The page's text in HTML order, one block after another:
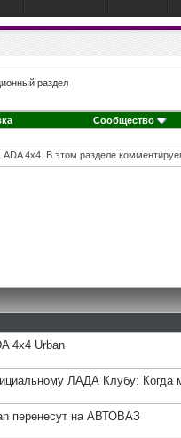
раздел
Сообщество
4x4. В этом разделе
4x4 Urban
ЛАДА Клубу: Когда
перенесут на АВТОВАЗ